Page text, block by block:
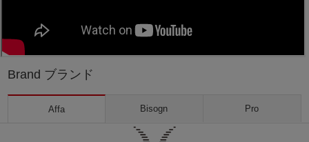
Brand ブランド
Affa Bisogn Pro